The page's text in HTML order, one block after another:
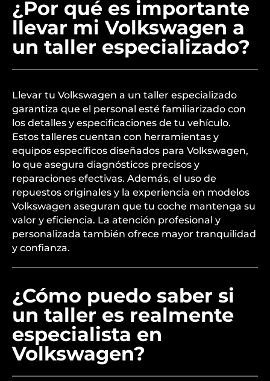
¿Por qué es importante
llevar mi Volkswagen a
un taller especializado?
Llevar tu Volkswagen a un taller especializado
garantiza que el personal esté familiarizado con
los detalles y especificaciones de tu vehículo.
Estos talleres cuentan con herramientas y
equipos específicos diseñados para Volkswagen,
lo que asegura diagnósticos precisos y
reparaciones efectivas. Además, el uso de
repuestos originales y la experiencia en modelos
Volkswagen aseguran que tu coche mantenga su
valor y eficiencia. La atención profesional y
personalizada también ofrece mayor tranquilidad
y confianza.
¿Cómo puedo saber si
un taller es realmente
especialista en
Volkswagen?